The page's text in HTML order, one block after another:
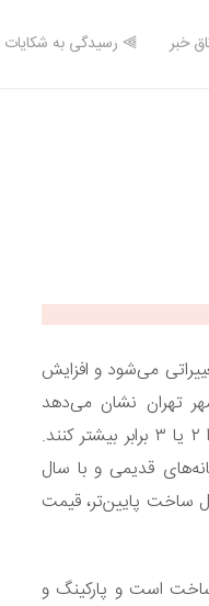
خبر ⫸ رسیدگی به شکایات
می‌شود و افزایش
تهران نشان می‌دهد
مستأجرانی که اجاره‌نامه‌های خود را تمدید کرده‌اند مجبور شده‌اند پول پیش (رهن) و اجاره ماهانه را ۲ یا ۳ برابر بیشتر کنند.
قدیمی و با سال
سال ساخت پایین‌تر، قیمت
به بنگاه مراجعه کرده می‌گوید، واحد اجاره‌ای او ۵۸ متر و ۴۰ سال ساخت است و پارکینگ و